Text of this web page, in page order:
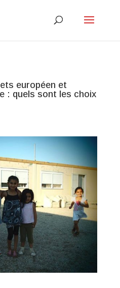
européen et
: quels sont les choix